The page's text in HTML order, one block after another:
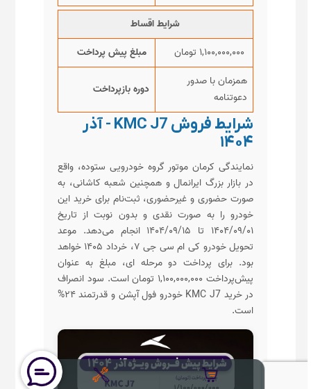
شرایط اقساط
مبلغ پیش پرداخت
همزمان با صدور
دعوتنامه
دوره بازپرداخت
شرایط فروش KMC J7 - آذر
۱۴۰۴
نمایندگی کرمان موتور گروه خودرویی ستوده، واقع
در بازار بزرگ ایرانمال و همچنین شعبه کاشانی، به
صورت حضوری و غیرحضوری، ثبت‌نام برای خرید این
خودرو را به صورت نقدی و بدون نوبت از تاریخ
۱۴۰۴/۰۹/۰۱ تا ۱۴۰۴/۰۹/۱۵ انجام می‌دهد. موعد
تحویل خودرو کی ام سی جی ۷، خرداد ۱۴۰۵ خواهد
بود. برای پرداخت دو مرحله ای، مبلغ به عنوان
پیش‌پرداخت ۱,۱۰۰,۰۰۰,۰۰۰ تومان است. سود انصراف
در خرید KMC J7 خودرو فول آپشن و قدرتمند ۲۴%
است.